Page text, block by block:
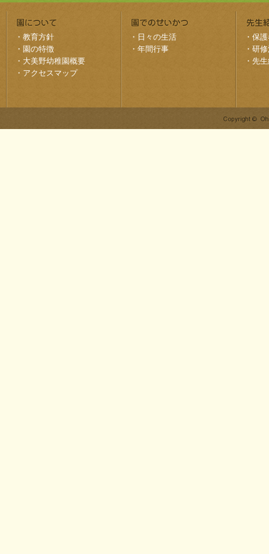
・ 教育方針
・ 園の特徴
・ 大美野幼稚園概要
・ アクセスマップ
・ 日々の生活
・ 年間行事
・ 保
・ 研
・ 先